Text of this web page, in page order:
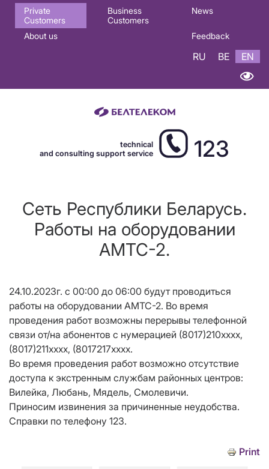
Основная
навигация
Private
Customers
Business
Customers
News
About us Feedback
RU BE EN
technical
and consulting support service
123
Сеть Республики Беларусь.
Работы на оборудовании
АМТС-2.
24.10.2023г. с 00:00 до 06:00 будут проводиться
работы на оборудовании АМТС-2. Во время
проведения работ возможны перерывы телефонной
связи от/на абонентов с нумерацией (8017)210хххх,
(8017)211хххх, (8017217хххх.
Во время проведения работ возможно отсутствие
доступа к экстренным службам районных центров:
Вилейка, Любань, Мядель, Смолевичи.
Приносим извинения за причиненные неудобства.
Справки по телефону 123.
Print